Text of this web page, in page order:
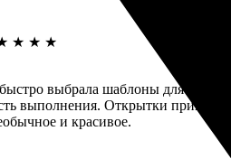
★ ★ ★
выбрала шаблоны для
выполнения. Открытки пришли
и красивое.